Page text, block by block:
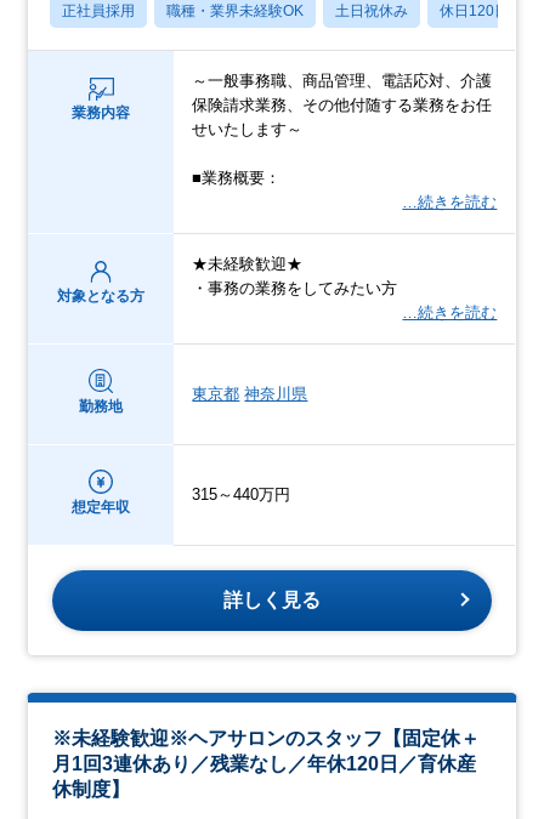
正社員採用 職種・業界未経験OK 土日祝休み 休日120日以上
業務内容
～一般事務職、商品管理、電話応対、介護
保険請求業務、その他付随する業務をお任
せいたします～
■業務概要：
…続きを読む
対象となる方
★未経験歓迎★
・事務の業務をしてみたい方
…続きを読む
勤務地
東京都 神奈川県
想定年収
315～440万円
詳しく見る
※未経験歓迎※ヘアサロンのスタッフ【固定休＋
月1回3連休あり／残業なし／年休120日／育休産
休制度】